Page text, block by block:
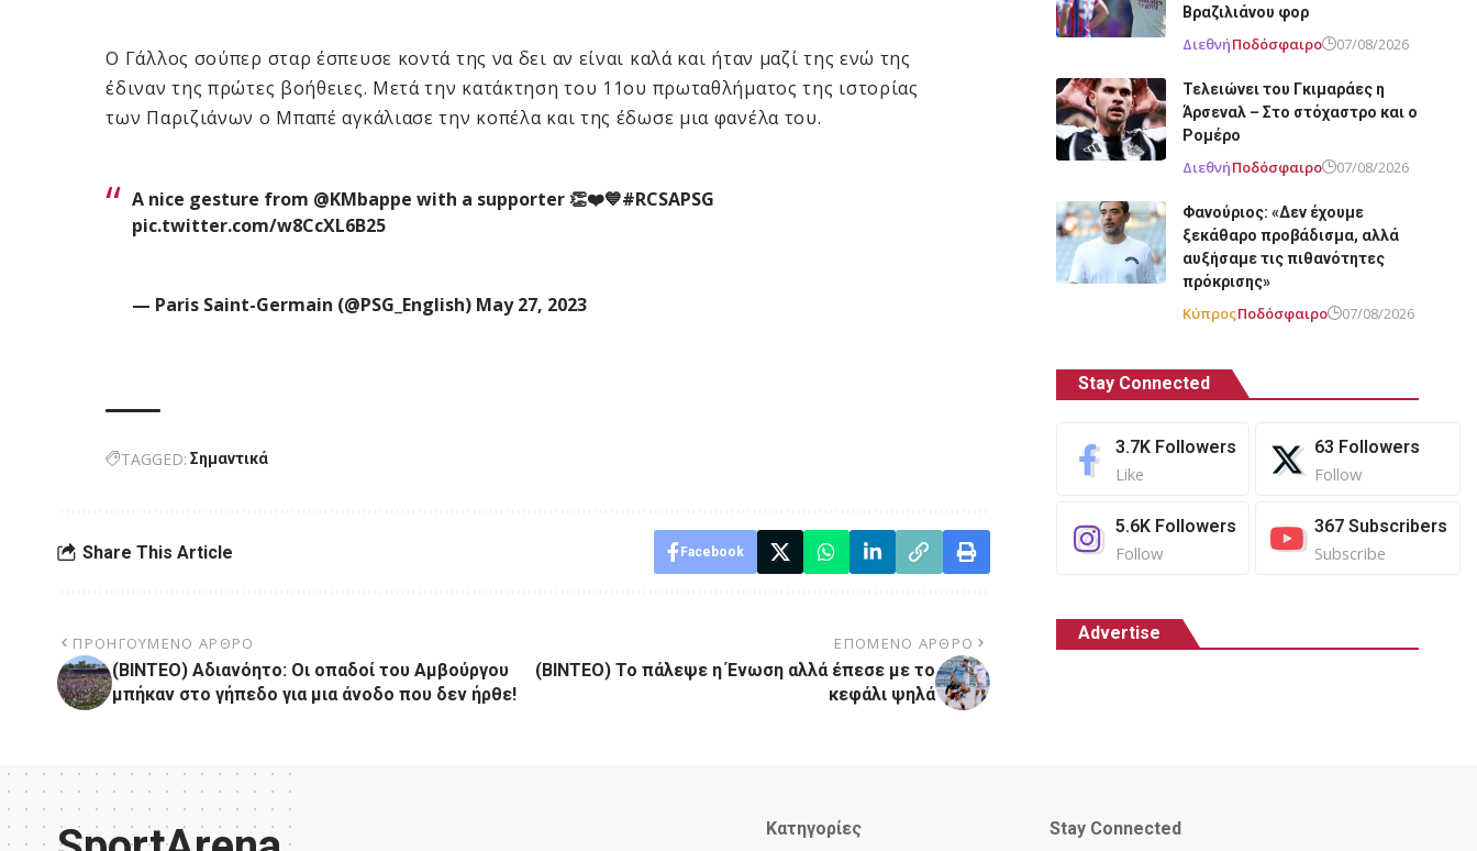
Ο Γάλλος σούπερ σταρ έσπευσε κοντά της να δει αν είναι καλά και ήταν μαζί της ενώ της
έδιναν της πρώτες βοήθειες. Μετά την κατάκτηση του 11ου πρωταθλήματος της ιστορίας
των Παριζιάνων ο Μπαπέ αγκάλιασε την κοπέλα και της έδωσε μια φανέλα του.
A nice gesture from @KMbappe with a supporter 👏❤️💙#RCSAPSG
pic.twitter.com/w8CcXL6B25
— Paris Saint-Germain (@PSG_English) May 27, 2023
TAGGED: Σημαντικά
Share This Article Facebook
ΠΡΟΗΓΟΎΜΕΝΟ ΆΡΘΡΟ
(ΒΙΝΤΕΟ) Αδιανόητο: Οι οπαδοί του Αμβούργου
μπήκαν στο γήπεδο για μια άνοδο που δεν ήρθε!
ΕΠΌΜΕΝΟ ΆΡΘΡΟ
(ΒΙΝΤΕΟ) Το πάλεψε η Ένωση αλλά έπεσε με το
κεφάλι ψηλά
Βραζιλιάνου φορ
ΔιεθνήΠοδόσφαιρο 07/08/2026
Τελειώνει του Γκιμαράες η
Άρσεναλ – Στο στόχαστρο και ο
Ρομέρο
ΔιεθνήΠοδόσφαιρο 07/08/2026
Φανούριος: «Δεν έχουμε
ξεκάθαρο προβάδισμα, αλλά
αυξήσαμε τις πιθανότητες
πρόκρισης»
ΚύπροςΠοδόσφαιρο 07/08/2026
Stay Connected
3.7K Followers
Like
63 Followers
Follow
5.6K Followers
Follow
367 Subscribers
Subscribe
Advertise
Κατηγορίες Stay Connected